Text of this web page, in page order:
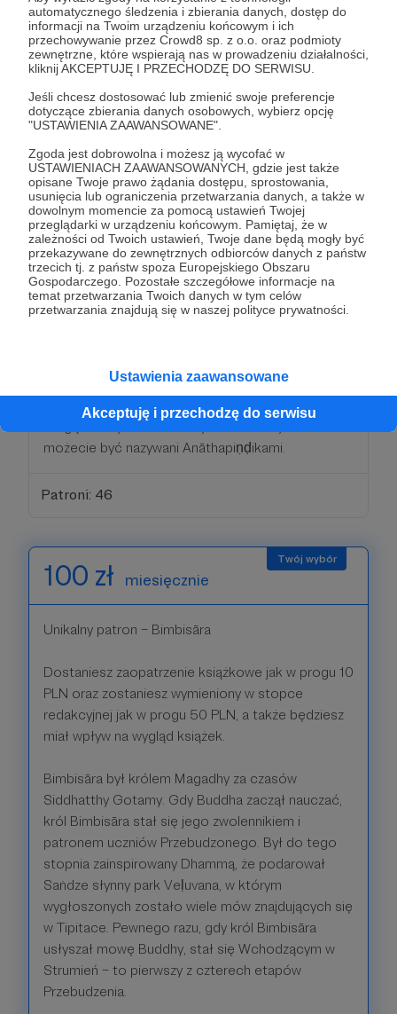
automatycznego śledzenia i zbierania danych, dostęp do
informacji na Twoim urządzeniu końcowym i ich
przechowywanie przez Crowd8 sp. z o.o. oraz podmioty
zewnętrzne, które wspierają nas w prowadzeniu działalności,
kliknij AKCEPTUJĘ I PRZECHODZĘ DO SERWISU.
Jeśli chcesz dostosować lub zmienić swoje preferencje
dotyczące zbierania danych osobowych, wybierz opcję
"USTAWIENIA ZAAWANSOWANE".
Zgoda jest dobrowolna i możesz ją wycofać w
USTAWIENIACH ZAAWANSOWANYCH, gdzie jest także
opisane Twoje prawo żądania dostępu, sprostowania,
usunięcia lub ograniczenia przetwarzania danych, a także w
dowolnym momencie za pomocą ustawień Twojej
przeglądarki w urządzeniu końcowym. Pamiętaj, że w
zależności od Twoich ustawień, Twoje dane będą mogły być
przekazywane do zewnętrznych odbiorców danych z państw
trzecich tj. z państw spoza Europejskiego Obszaru
Gospodarczego. Pozostałe szczegółowe informacje na
temat przetwarzania Twoich danych w tym celów
przetwarzania znajdują się w naszej polityce prywatności.
Ustawienia zaawansowane
Akceptuję i przechodzę do serwisu
Nie chodzi o to, by karmić swoje ego, by
etykietować swoim imieniem książki, ale by
w tłumaczeniach mów Buddhy. Dlatego każdy, kto
będzie wpłacał co miesiąc tę kwotę, zostanie
wymieniony w stopce redakcyjnej nowej książki, w
dziale „patroni”. Nie jest to nic nowego. Ten, kto
miał w rękach jakąkolwiek anglojęzyczną książkę
buddyjską, mógł zauważyć, że na ostatnich
stronach przedruków często zamieszczane są
nazwiska darczyńców. Są to osoby, które
sponsorując konkretne wydanie, dzielą się w ten
sposób z innymi. Nazywa się to puñña – zbieranie
zasług. W skrócie chodzi o poprawianie sobie
intencji z przeszłości). Na pewno się przysłużycie,
wspierając publikowanie słów Buddhy, z których
mogą skorzystać inni. W tym sensie Wy także
możecie być nazywani Anāthapiṇḍikami.
Patroni: 46
100 zł miesięcznie
Unikalny patron – Bimbisāra
Dostaniesz zaopatrzenie książkowe jak w progu 10
PLN oraz zostaniesz wymieniony w stopce
redakcyjnej jak w progu 50 PLN, a także będziesz
miał wpływ na wygląd książek.
Bimbisāra był królem Magadhy za czasów
Siddhatthy Gotamy. Gdy Buddha zaczął nauczać,
król Bimbisāra stał się jego zwolennikiem i
patronem uczniów Przebudzonego. Był do tego
stopnia zainspirowany Dhammą, że podarował
Saṅdze słynny park Veḷuvana, w którym
wygłoszonych zostało wiele mów znajdujących się
w Tipitace. Pewnego razu, gdy król Bimbisāra
usłyszał mowę Buddhy, stał się Wchodzącym w
Strumień – to pierwszy z czterech etapów
Przebudzenia.